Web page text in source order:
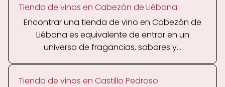
Tienda de vinos en Cabezón de Liébana
Encontrar una tienda de vino en Cabezón de
Liébana es equivalente de entrar en un
universo de fragancias, sabores y...
Tienda de vinos en Castillo Pedroso